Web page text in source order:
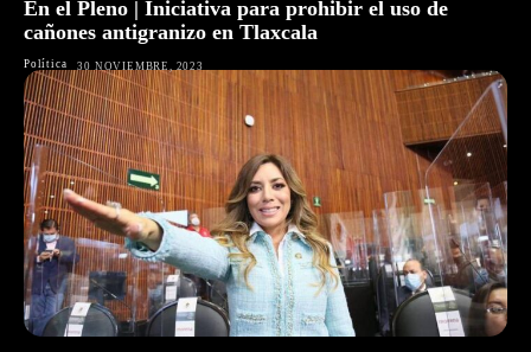
En el Pleno | Iniciativa para prohibir el uso de
cañones antigranizo en Tlaxcala
Política 30 NOVIEMBRE, 2023